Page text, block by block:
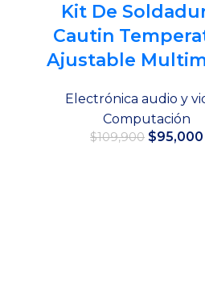
SOLD
OUT
Kit De
Cautin
Ajustable
Electrónica audio y
Computación
$109,900 El
$95,000